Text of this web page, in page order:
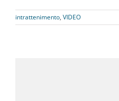
intrattenimento, VIDEO